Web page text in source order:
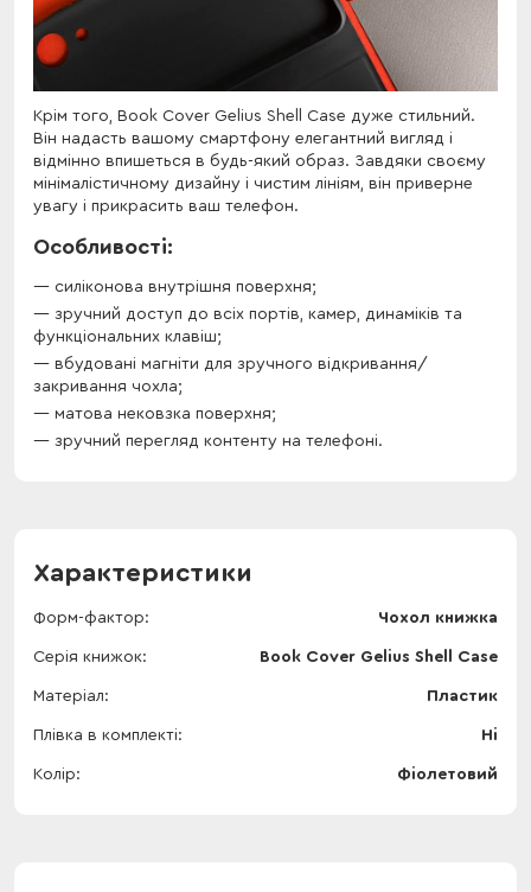
Крім того, Book Cover Gelius Shell Case дуже стильний.
Він надасть вашому смартфону елегантний вигляд і
відмінно впишеться в будь-який образ. Завдяки своєму
мінімалістичному дизайну і чистим лініям, він приверне
увагу і прикрасить ваш телефон.
Особливості:
силіконова внутрішня поверхня;
зручний доступ до всіх портів, камер, динаміків та
функціональних клавіш;
вбудовані магніти для зручного відкривання/
закривання чохла;
матова нековзка поверхня;
зручний перегляд контенту на телефоні.
Характеристики
Форм-фактор Чохол книжка
Серія книжок Book Cover Gelius Shell Case
Матеріал Пластик
Плівка в комплекті Ні
Колір Фіолетовий